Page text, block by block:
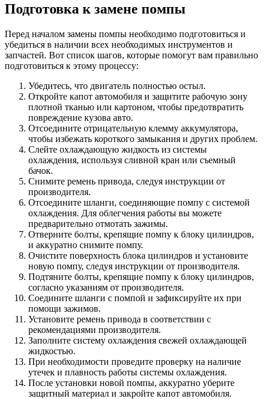
Подготовка к замене помпы
Перед началом замены помпы необходимо подготовиться и
убедиться в наличии всех необходимых инструментов и
запчастей. Вот список шагов, которые помогут вам правильно
подготовиться к этому процессу:
Убедитесь, что двигатель полностью остыл.
Откройте капот автомобиля и защитите рабочую зону
плотной тканью или картоном, чтобы предотвратить
повреждение кузова авто.
Отсоедините отрицательную клемму аккумулятора,
чтобы избежать короткого замыкания и других проблем.
Слейте охлаждающую жидкость из системы
охлаждения, используя сливной кран или съемный
бачок.
Снимите ремень привода, следуя инструкции от
производителя.
Отсоедините шланги, соединяющие помпу с системой
охлаждения. Для облегчения работы вы можете
предварительно отмотать зажимы.
Отверните болты, крепящие помпу к блоку цилиндров,
и аккуратно снимите помпу.
Очистите поверхность блока цилиндров и установите
новую помпу, следуя инструкции от производителя.
Подтяните болты, крепящие помпу к блоку цилиндров,
согласно указаниям от производителя.
Соедините шланги с помпой и зафиксируйте их при
помощи зажимов.
Установите ремень привода в соответствии с
рекомендациями производителя.
Заполните систему охлаждения свежей охлаждающей
жидкостью.
При необходимости проведите проверку на наличие
утечек и плавность работы системы охлаждения.
После установки новой помпы, аккуратно уберите
защитный материал и закройте капот автомобиля.